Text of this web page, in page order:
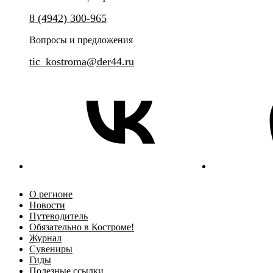
8 (4942) 300-965
Вопросы и предложения
tic_kostroma@der44.ru
О регионе
Новости
Путеводитель
Обязательно в Костроме!
Журнал
Сувениры
Гиды
Полезные ссылки